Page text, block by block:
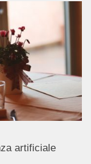
artificiale